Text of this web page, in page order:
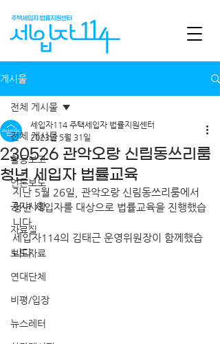
게시물
전체 게시물
활동보고
언론보도
공지사항
자료실
보도자료
연대단체
비평/입장
뉴스레터
전체 게시물
230526 관악오랑 신림동쓰리룸
청년 세입자 법률교육
세입자114 주택세입자 법률지원센터
2023년 5월 31일
지난 5월 26일, 관악오랑 신림동쓰리룸에서
청년 세입자를 대상으로 법률교육을 진행했습
니다.
세입자114의 김태근 운영위원장이 함께했습
니다.